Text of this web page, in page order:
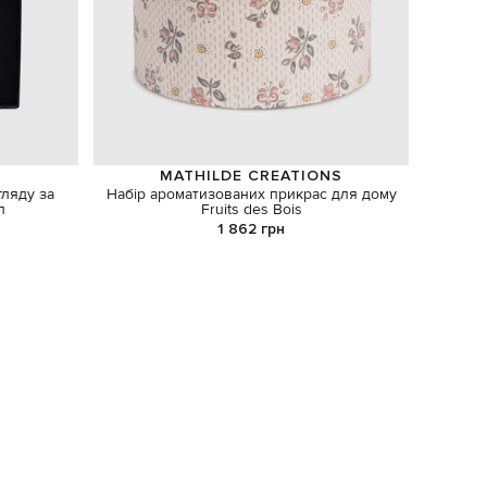
за
MATHILDE CREATIONS
Набір ароматизованих прикрас для дому
Fruits des Bois
1 862 грн